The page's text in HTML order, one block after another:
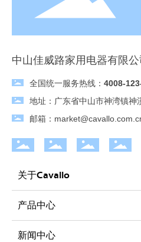
中山佳威路家用电器有限公
全国统一服务热线： 4008-
地址：广东省中山市神湾镇神
邮箱：
关于Cavallo
产品中心
新闻中心